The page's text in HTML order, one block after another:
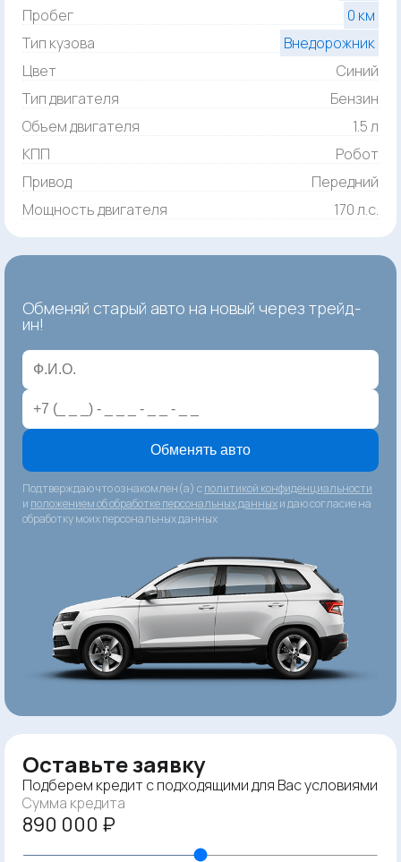
Пробег
0 км
Тип кузова
Внедорожник
Цвет
Синий
Тип двигателя
Бензин
Объем двигателя
1.5 л
КПП
Робот
Привод
Передний
Мощность двигателя
170 л.с.
Обменяй старый авто на новый через трейд-
ин!
Обменять авто
Подтверждаю что ознакомлен(а) сполитикой конфиденциальности
и положением об обработке персональных данныхи даю согласие на
обработку моих персональных данных
Оставьте заявку
Подберем кредит с подходящими для Вас условиями
Сумма кредита
890 000 ₽